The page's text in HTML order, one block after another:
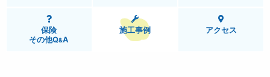
保険
その他Q&A
施工事例 アクセス